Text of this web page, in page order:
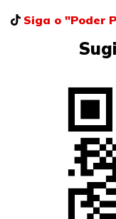
Siga o "Poder